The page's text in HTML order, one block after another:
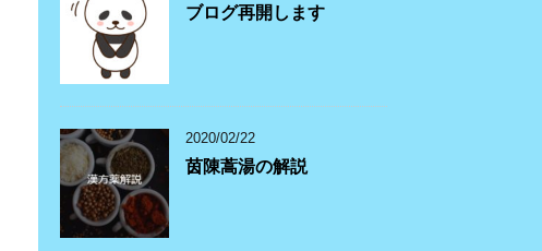
ブログ再開します
2020/02/22
茵陳蒿湯の解説